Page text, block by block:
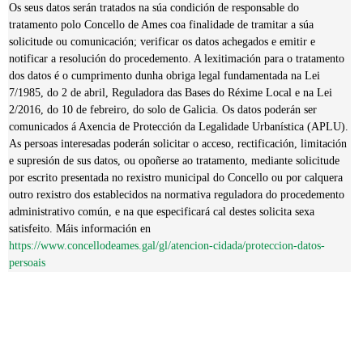
Os seus datos serán tratados na súa condición de responsable do
tratamento polo Concello de Ames coa finalidade de tramitar a súa
solicitude ou comunicación; verificar os datos achegados e emitir e
notificar a resolución do procedemento. A lexitimación para o tratamento
dos datos é o cumprimento dunha obriga legal fundamentada na Lei
7/1985, do 2 de abril, Reguladora das Bases do Réxime Local e na Lei
2/2016, do 10 de febreiro, do solo de Galicia. Os datos poderán ser
comunicados á Axencia de Protección da Legalidade Urbanística (APLU).
As persoas interesadas poderán solicitar o acceso, rectificación, limitación
e supresión de sus datos, ou opoñerse ao tratamento, mediante solicitude
por escrito presentada no rexistro municipal do Concello ou por calquera
outro rexistro dos establecidos na normativa reguladora do procedemento
administrativo común, e na que especificará cal destes solicita sexa
satisfeito. Máis información en
https://www.concellodeames.gal/gl/atencion-cidada/proteccion-datos-
persoais